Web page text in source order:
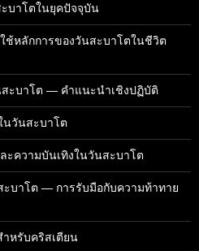
บาโตในยุคปัจจุบัน
ช้หลักการของวันสะบาโตในชีวิต
ะบาโต — คำแนะนำเชิงปฏิบัติ
นวันสะบาโต
ะความบันเทิงในวันสะบาโต
บาโต — การรับมือกับความท้าทาย
หรับคริสเตียน